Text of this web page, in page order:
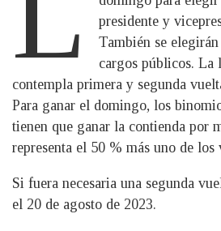
presidente y
También se
cargos públicos. La
contempla primera y segunda
Para ganar el domingo, los
tienen que ganar la contienda por
representa el 50 % más uno de los
Si fuera necesaria una segunda
el 20 de agosto de 2023.